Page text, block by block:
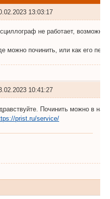
13:03:17
не работает, возможно
можно починить, или как его
10:41:27
Починить можно в
prist.ru/service/